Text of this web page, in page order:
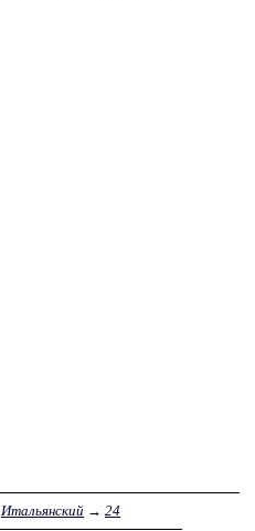
Итальянский → 24